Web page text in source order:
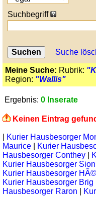
Suchbegriff
Suche
Meine Suche: Rubrik:
Region: "Wallis"
Ergebnis: 0 Inserate
Keinen Eintrag
Kurier Hausbesorger
Maurice
Kurier
Hausbesorger Conthey
Kurier Hausbesorger Sion
Kurier Hausbesorger
Kurier Hausbesorger Brig
Hausbesorger Raron